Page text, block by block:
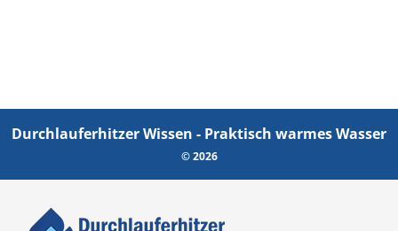
Durchlauferhitzer Wissen - Praktisch warmes Wasser
© 2026